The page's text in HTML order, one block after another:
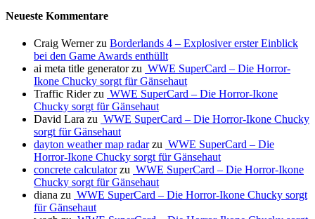
Neueste Kommentare
Craig Wernerzu Borderlands 4 – Explosiver erster Einblick
bei den Game Awards enthüllt
ai meta title generatorzu WWE SuperCard – Die Horror-
Ikone Chucky sorgt für Gänsehaut
Traffic Riderzu WWE SuperCard – Die Horror-Ikone
Chucky sorgt für Gänsehaut
David Lara zu WWE SuperCard – Die Horror-Ikone Chucky
sorgt für Gänsehaut
dayton weather map radarzu WWE SuperCard – Die
Horror-Ikone Chucky sorgt für Gänsehaut
concrete calculatorzu WWE SuperCard – Die Horror-Ikone
Chucky sorgt für Gänsehaut
diana zu WWE SuperCard – Die Horror-Ikone Chucky sorgt
für Gänsehaut